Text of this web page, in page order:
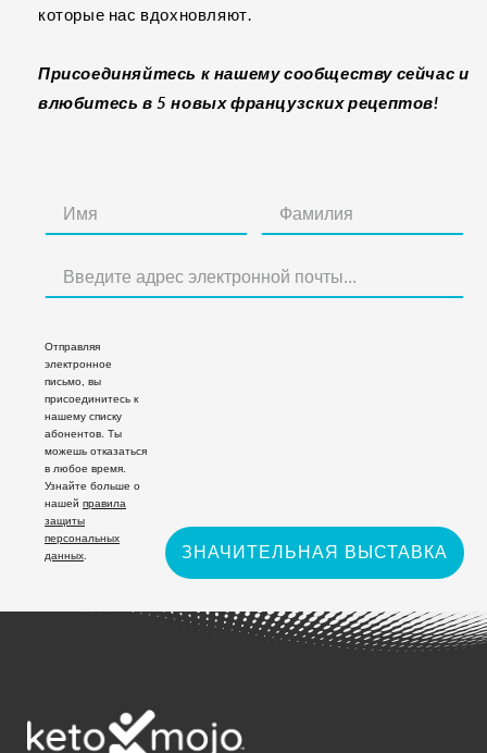
которые нас вдохновляют.
Присоединяйтесь к нашему сообществу сейчас и
влюбитесь в 5 новых французских рецептов!
Отправляя
электронное
письмо, вы
присоединитесь к
нашему списку
абонентов. Ты
можешь отказаться
в любое время.
Узнайте больше о
нашей правила
защиты
персональных
данных
ЗНАЧИТЕЛЬНАЯ ВЫСТАВКА